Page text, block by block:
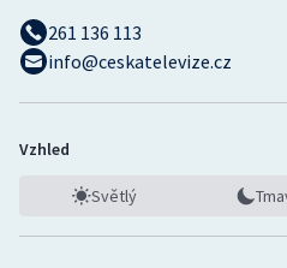
261 136 113
info@ceskatelevize.cz
Vzhled
Světlý